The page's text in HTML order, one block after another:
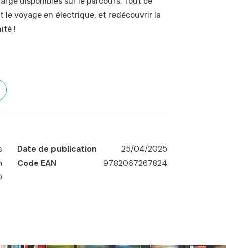
le voyage en électrique, et redécouvrir la
!
Date de publication
25/04/2025
Code EAN
9782067267824